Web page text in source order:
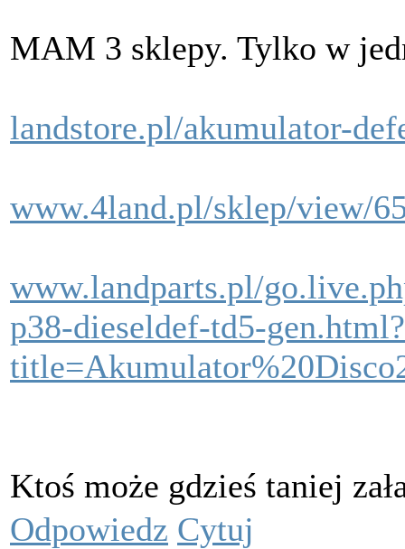
MAM 3 sklepy. Tylko w
landstore.pl/akumulator-
www.4land.pl/sklep/view/
www.landparts.pl/
p38-dieseldef-td5-gen.html?
Ktoś może gdzieś taniej
Odpowiedz Cytuj